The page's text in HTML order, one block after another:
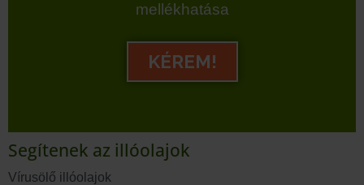
mellékhatása
KÉREM!
Segítenek az illóolajok
Vírusölő illóolajok